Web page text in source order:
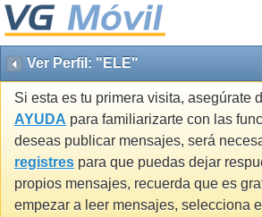
Ver Perfil: "ELE"
Si esta es tu primera visita, asegúrate
AYUDA para familiarizarte con las
deseas publicar mensajes, será
registres para que puedas dejar
propios mensajes, recuerda que es
empezar a leer mensajes, selecciona